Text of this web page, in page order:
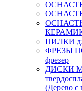
ПИЛКИ
ФРЕЗЫ
фрезер
ДИСКИ
(Дерево